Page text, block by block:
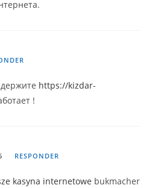
https://kizdar-
!
RESPONDER
kasyna internetowe bukmacher